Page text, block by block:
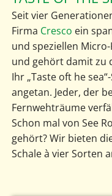
Seit vier
Firma Cresco ein
und speziellen
und gehört damit zu
Ihr „Taste oft he
angetan. Jeder, der
Fernwehträume
Schon mal von See
gehört? Wir bieten
Schale à vier Sorten